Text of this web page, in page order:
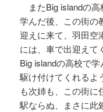
またBig islandの高
学んだ後、この街の
迎えに来て、羽田空
には、車で出迎えて
Big islandの高校で
駆け付けてくれるよ
も次姉も、この街に
駅ならぬ、まさに此